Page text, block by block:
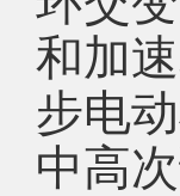
和加
步电
中高